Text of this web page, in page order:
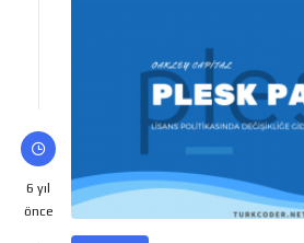
6 yıl
önce